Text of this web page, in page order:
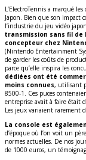
L’ElectroTennis a marqué
Japon. Bien que son impact
l’industrie du jeu vidéo
transmission sans fil de
concepteur chez
(Nintendo Entertainment
de garder les coûts de
parce qu’elle inspira les
dédiées ont été
moins connues, utilisant
8500-1. Ces puces
entreprise avait à faire était
Les jeux variaient rarement
La console est
d’époque où l’on voit un
normes actuelles. De nos
de 1000 euros, un